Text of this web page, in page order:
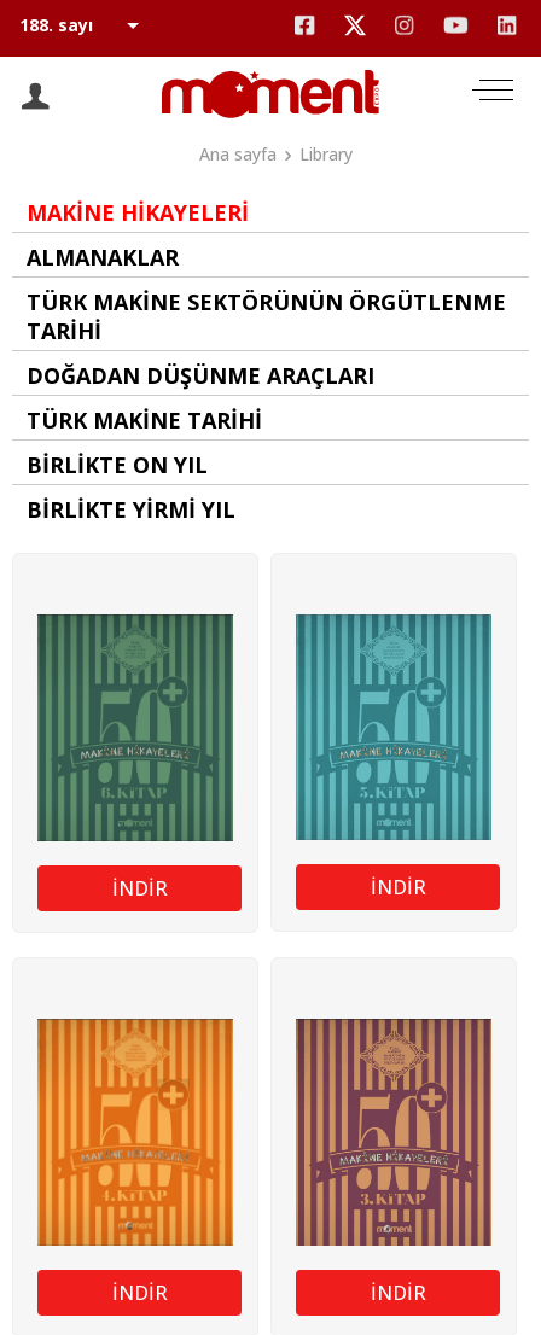
Ana sayfa Library
MAKİNE HİKAYELERİ
ALMANAKLAR
TÜRK MAKİNE SEKTÖRÜNÜN ÖRGÜTLENME
TARİHİ
DOĞADAN DÜŞÜNME ARAÇLARI
TÜRK MAKİNE TARİHİ
BİRLİKTE ON YIL
BİRLİKTE YİRMİ YIL
İNDİR İNDİR
İNDİR İNDİR